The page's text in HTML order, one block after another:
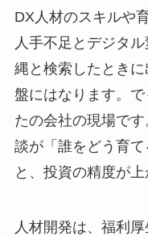
DX人材のスキルや
人手不足とデジタ
縄と検索したとき
盤にはなります。
たの会社の現場で
談が「誰をどう育
と、投資の精度が上
人材開発は、福利